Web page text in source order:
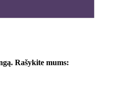
Rašykite mums: